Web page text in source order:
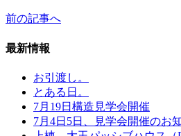
前の記事へ
最新情報
お引渡し。
とある日。
7月19日構造見学会開催
7月4日5日、見学会開催のお